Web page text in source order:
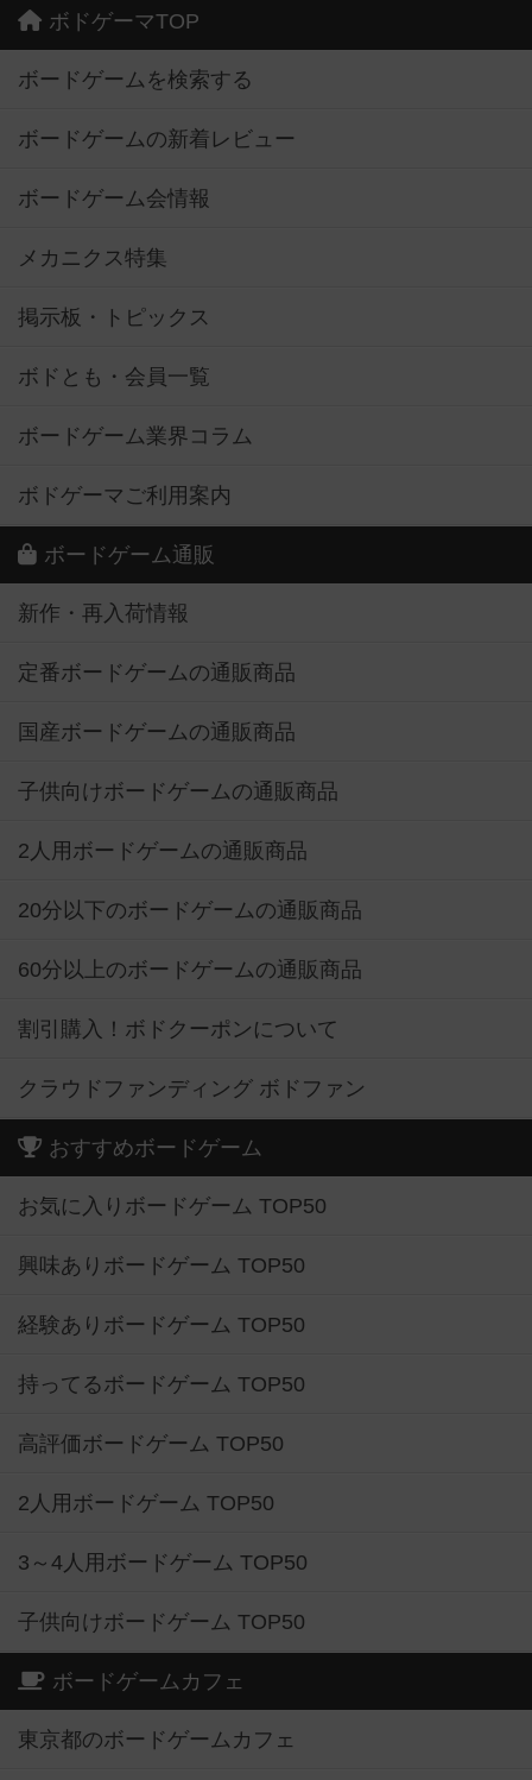
ボドゲーマTOP
ボードゲームを検索する
ボードゲームの新着レビュー
ボードゲーム会情報
メカニクス特集
掲示板・トピックス
ボドとも・会員一覧
ボードゲーム業界コラム
ボドゲーマご利用案内
ボードゲーム通販
新作・再入荷情報
定番ボードゲームの通販商品
国産ボードゲームの通販商品
子供向けボードゲームの通販商品
2人用ボードゲームの通販商品
20分以下のボードゲームの通販商品
60分以上のボードゲームの通販商品
割引購入！ボドクーポンについて
クラウドファンディング ボドファン
おすすめボードゲーム
お気に入りボードゲーム TOP50
興味ありボードゲーム TOP50
経験ありボードゲーム TOP50
持ってるボードゲーム TOP50
高評価ボードゲーム TOP50
2人用ボードゲーム TOP50
3～4人用ボードゲーム TOP50
子供向けボードゲーム TOP50
ボードゲームカフェ
東京都のボードゲームカフェ